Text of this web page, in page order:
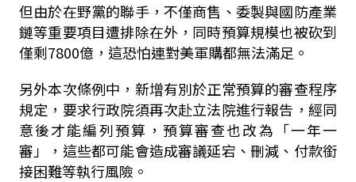
但由於在野黨的聯手，不僅商售、委製與國防產業
鏈等重要項目遭排除在外，同時預算規模也被砍到
僅剩7800億，這恐怕連對美軍購都無法滿足。
另外本次條例中，新增有別於正常預算的審查程序
規定，要求行政院須再次赴立法院進行報告，經同
意後才能編列預算，預算審查也改為「一年一
審」，這些都可能會造成審議延宕、刪減、付款銜
接困難等執行風險。